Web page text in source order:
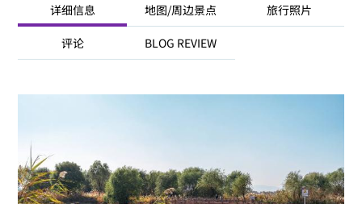
详细信息 地图/周边景点 旅行照片
评论 BLOG REVIEW